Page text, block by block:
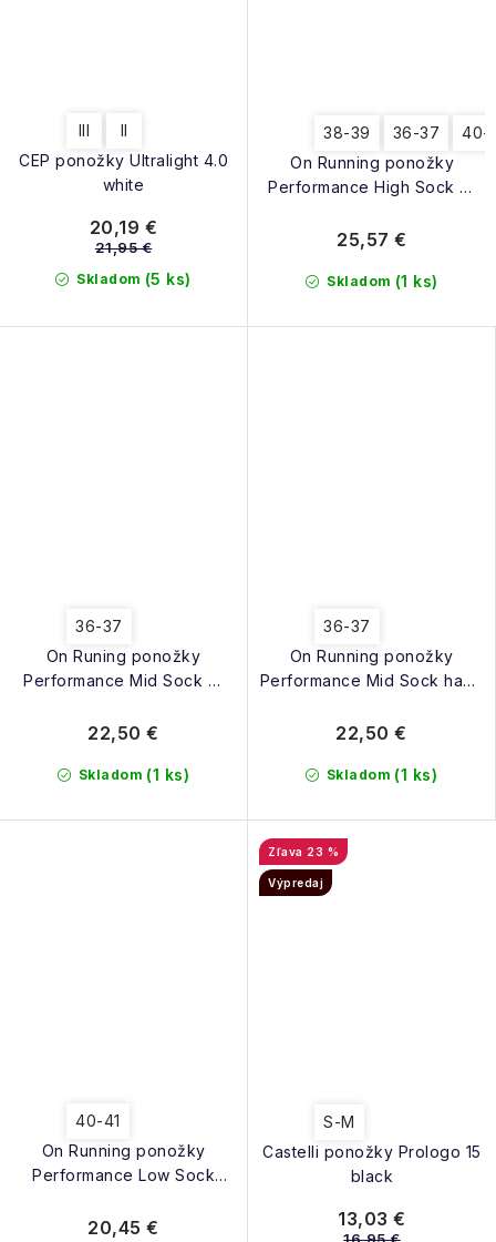
CEP ponožky Ultralight 4.0
white
III II
Skladom (5 ks)
20,19 €
21,95 €
On Running ponožky
Performance High Sock W
38-39 36-37 40-
Skladom (1 ks)
25,57 €
On Runing ponožky
Performance Mid Sock W
36-37
Skladom (1 ks)
22,50 €
On Running ponožky
Performance Mid Sock haze
36-37
Skladom (1 ks)
22,50 €
On Running ponožky
Performance Low Sock
40-41
20,45 €
Castelli ponožky Prologo 15
black
23 %
Výpredaj
S-M
13,03 €